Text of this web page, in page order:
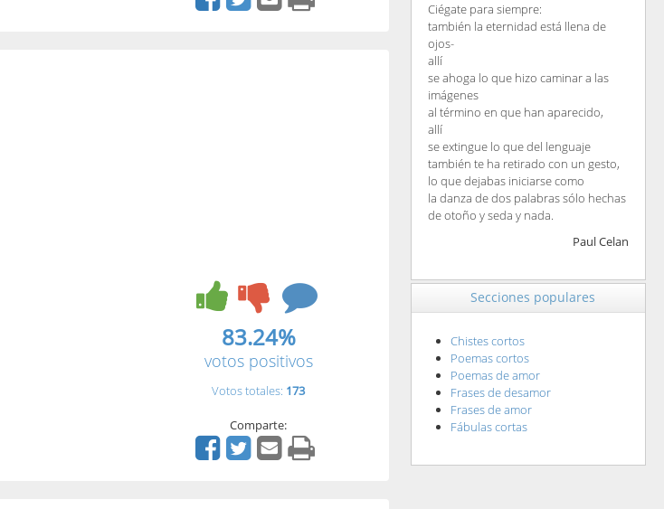
83.24%
votos positivos
Votos totales: 173
Comparte:
Ciégate para siempre:
también la eternidad está llena de
ojos-
allí
se ahoga lo que hizo caminar a las
imágenes
al término en que han aparecido,
allí
se extingue lo que del lenguaje
también te ha retirado con un gesto,
lo que dejabas iniciarse como
la danza de dos palabras sólo hechas
de otoño y seda y nada.
Paul Celan
Secciones populares
Chistes cortos
Poemas cortos
Poemas de amor
Frases de desamor
Frases de amor
Fábulas cortas